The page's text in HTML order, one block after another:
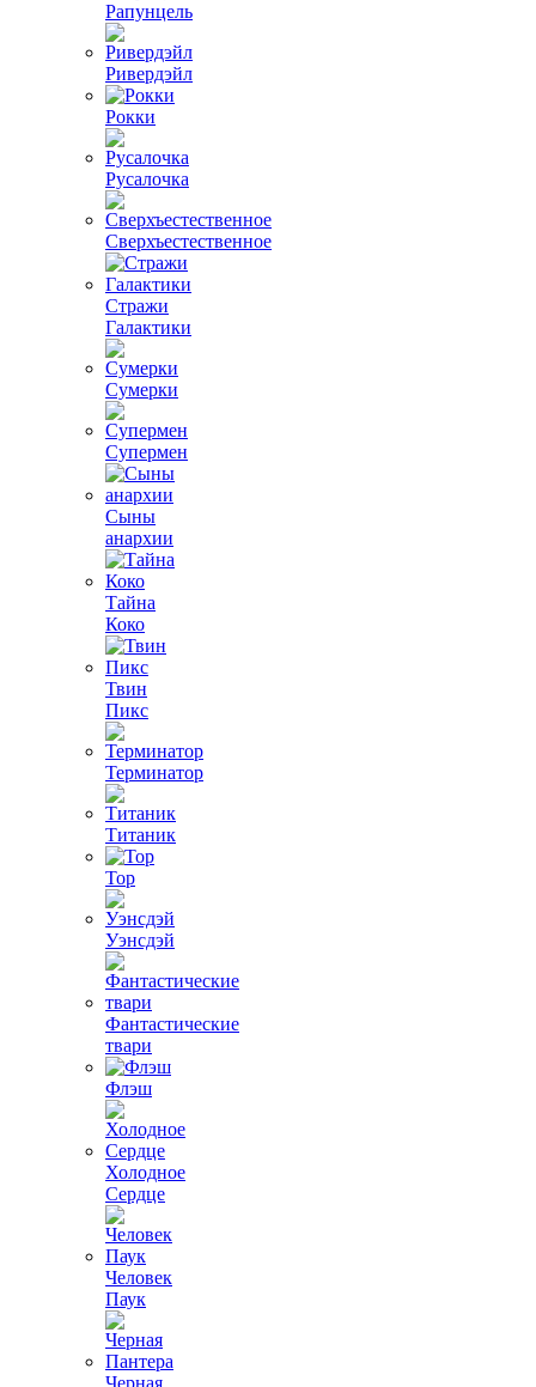
Рапунцель
Ривердэйл
Рокки
Русалочка
Сверхъестественное
Стражи
Галактики
Сумерки
Супермен
Сыны
анархии
Тайна
Коко
Твин
Пикс
Терминатор
Титаник
Тор
Уэнсдэй
Фантастические
твари
Флэш
Холодное
Сердце
Человек
Паук
Черная